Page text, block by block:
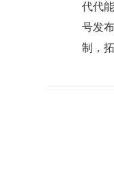
代代
号发
制，